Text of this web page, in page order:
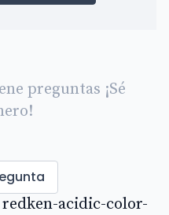
preguntas ¡Sé
acidic-color-